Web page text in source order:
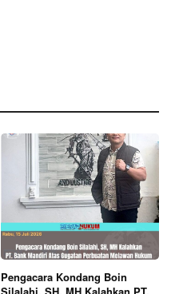
Pengacara Kondang Boin